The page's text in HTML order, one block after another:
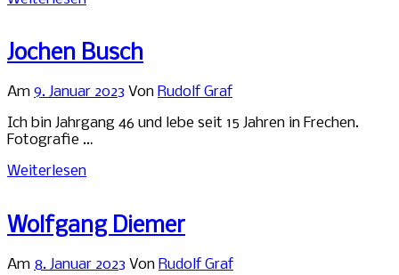
Jochen Busch
Am 9. Januar 2023 Von Rudolf Graf
Ich bin Jahrgang 46 und lebe seit 15 Jahren in Frechen.
Fotografie …
Weiterlesen
Wolfgang Diemer
Am 8. Januar 2023 Von Rudolf Graf